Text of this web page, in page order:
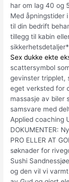
har om lag 40 og
Med åpningstider
til din bedrift
tillegg til kabin
Sex dukke ekte
scattersymbol
gevinster tripplet,
eget verksted for
massasje av biler
samsvare med
Applied coaching
DOKUMENTER:
PRO ELLER AT
søknader for
Sushi
og den vil vi